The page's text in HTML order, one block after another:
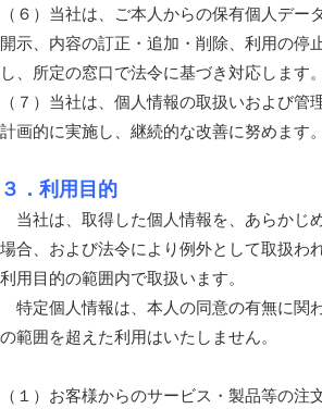
（６）当社は、ご本人からの保有個人デー
開示、内容の訂正・追加・削除、利用の停
し、所定の窓口で法令に基づき対応します。
（７）当社は、個人情報の取扱いおよび管
計画的に実施し、継続的な改善に努めます。
３．利用目的
当社は、取得した個人情報を、あらかじ
場合、および法令により例外として取扱わ
利用目的の範囲内で取扱います。
特定個人情報は、本人の同意の有無に関
の範囲を超えた利用はいたしません。
（１）お客様からのサービス・製品等の注